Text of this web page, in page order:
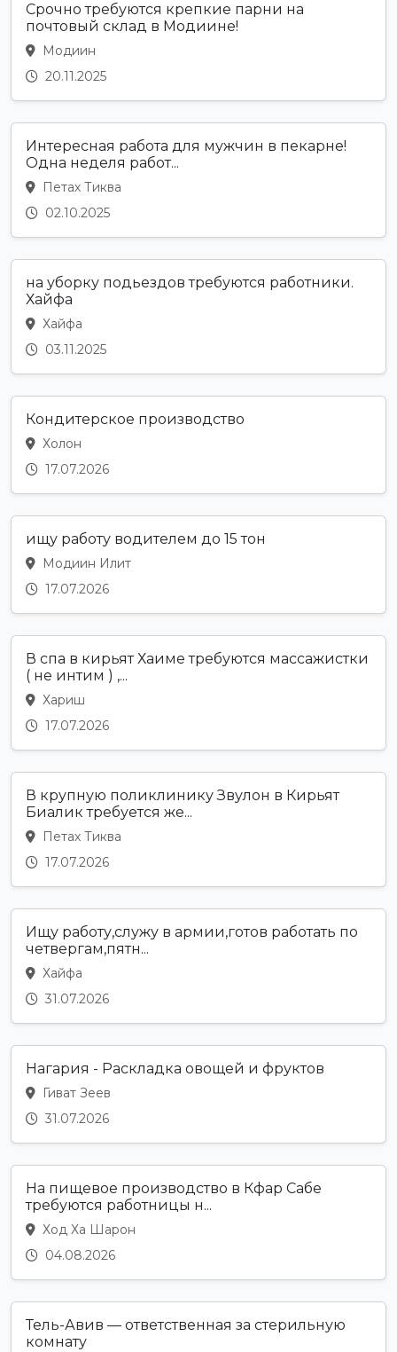
Срочно требуются крепкие парни на
почтовый склад в Модиине!
Модиин
20.11.2025
Интересная работа для мужчин в пекарне!
Одна неделя работ...
Петах Тиква
02.10.2025
на уборку подьездов требуются работники.
Хайфа
Хайфа
03.11.2025
Кондитерское производство
Холон
17.07.2026
ищу работу водителем до 15 тон
Модиин Илит
17.07.2026
В спа в кирьят Хаиме требуются массажистки
( не интим ) ,...
Хариш
17.07.2026
В крупную поликлинику Звулон в Кирьят
Биалик требуется же...
Петах Тиква
17.07.2026
Ищу работу,служу в армии,готов работать по
четвергам,пятн...
Хайфа
31.07.2026
Нагария - Раскладка овощей и фруктов
Гиват Зеев
31.07.2026
На пищевое производство в Кфар Сабе
требуются работницы н...
Ход Ха Шарон
04.08.2026
Тель-Авив — ответственная за стерильную
комнату